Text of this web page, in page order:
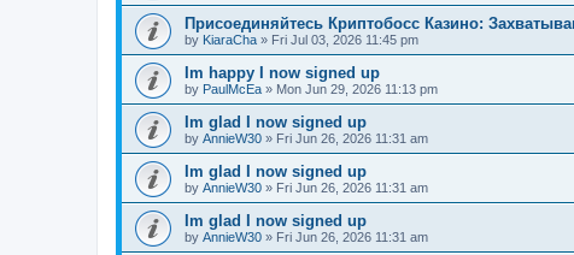
Присоединяйтесь Криптобосс Казино:
by KiaraCha » Fri Jul 03, 2026 11:45 pm
Im happy I now signed up
by PaulMcEa » Mon Jun 29, 2026 11:13 pm
Im glad I now signed up
by AnnieW30 » Fri Jun 26, 2026 11:31 am
Im glad I now signed up
by AnnieW30 » Fri Jun 26, 2026 11:31 am
Im glad I now signed up
by AnnieW30 » Fri Jun 26, 2026 11:31 am